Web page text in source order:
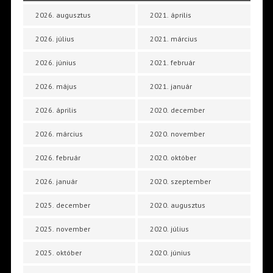
2026. augusztus
2026. július
2026. június
2026. május
2026. április
2026. március
2026. február
2026. január
2025. december
2025. november
2025. október
2021. április
2021. március
2021. február
2021. január
2020. december
2020. november
2020. október
2020. szeptember
2020. augusztus
2020. július
2020. június